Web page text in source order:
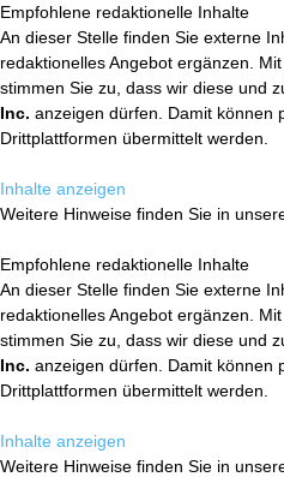
Empfohlene redaktionelle Inhalte
An dieser Stelle finden Sie externe
redaktionelles Angebot ergänzen.
stimmen Sie zu, dass wir diese und
Inc. anzeigen dürfen. Damit können
Drittplattformen übermittelt werden.
Inhalte anzeigen
Weitere Hinweise finden Sie in
Empfohlene redaktionelle Inhalte
An dieser Stelle finden Sie externe
redaktionelles Angebot ergänzen.
stimmen Sie zu, dass wir diese und
Inc. anzeigen dürfen. Damit können
Drittplattformen übermittelt werden.
Inhalte anzeigen
Weitere Hinweise finden Sie in